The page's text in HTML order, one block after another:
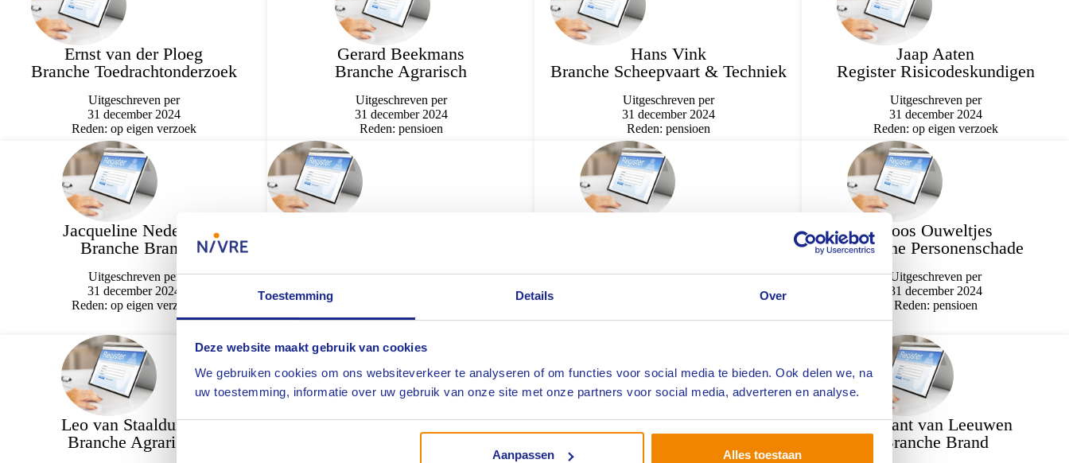
Toestemming Details Over
Deze website maakt gebruik van cookies
We gebruiken cookies om ons websiteverkeer te analyseren of om functies voor social media te bieden. Ook delen we, na
uw toestemming, informatie over uw gebruik van onze site met onze partners voor social media, adverteren en analyse.
Aanpassen Alles toestaan
Ernst van der Ploeg
Branche Toedrachtonderzoek
Uitgeschreven per
31 december 2024
Reden: op eigen verzoek
Gerard Beekmans
Branche Agrarisch
Uitgeschreven per
31 december 2024
Reden: pensioen
Hans Vink
Branche Scheepvaart & Techniek
Uitgeschreven per
31 december 2024
Reden: pensioen
Jaap Aaten
Register Risicodeskundigen
Uitgeschreven per
31 december 2024
Reden: op eigen verzoek
Jacqueline Nederlof
Branche Brand
Uitgeschreven per
31 december 2024
Reden: op eigen verzoek
Reden: pensioen
Uitgeschreven per
Koos Ouweltjes
Branche Personenschade
Uitgeschreven per
31 december 2024
Reden: pensioen
Leo van Staalduinen
Branche Agrarisch
Paul Dimmers
Paul van Deemen
Roelant van Leeuwen
Branche Brand